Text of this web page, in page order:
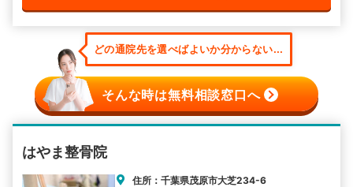
どの通院先を選べばよいか分からない...
そんな時は無料相談窓口へ
はやま整骨院
住所：千葉県茂原市大芝234-6